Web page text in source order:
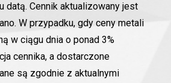
datą. Cennik aktualizowany jest
W przypadku, gdy ceny metali
w ciągu dnia o ponad 3%
cennika, a dostarczone
są zgodnie z aktualnymi